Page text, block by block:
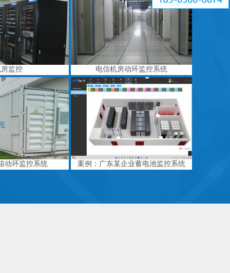
监控 电信机房动环监控系统
动环监控系统 案例：广东某企业蓄电池监控系统